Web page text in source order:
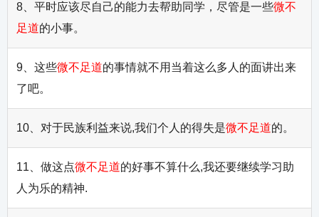
8、平时应该尽自己的能力去帮助同学，尽管是一些微不
足道的小事。
9、这些微不足道的事情就不用当着这么多人的面讲出来
了吧。
10、对于民族利益来说,我们个人的得失是微不足道的。
11、做这点微不足道的好事不算什么,我还要继续学习助
人为乐的精神.